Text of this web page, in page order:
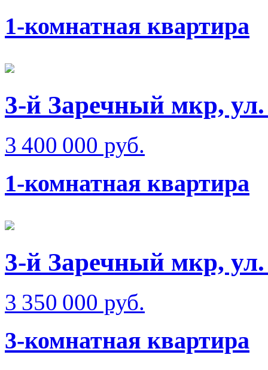
1-комнатная квартира
3-й Заречный мкр,
3 400 000 руб.
1-комнатная квартира
3-й Заречный мкр,
3 350 000 руб.
3-комнатная квартира